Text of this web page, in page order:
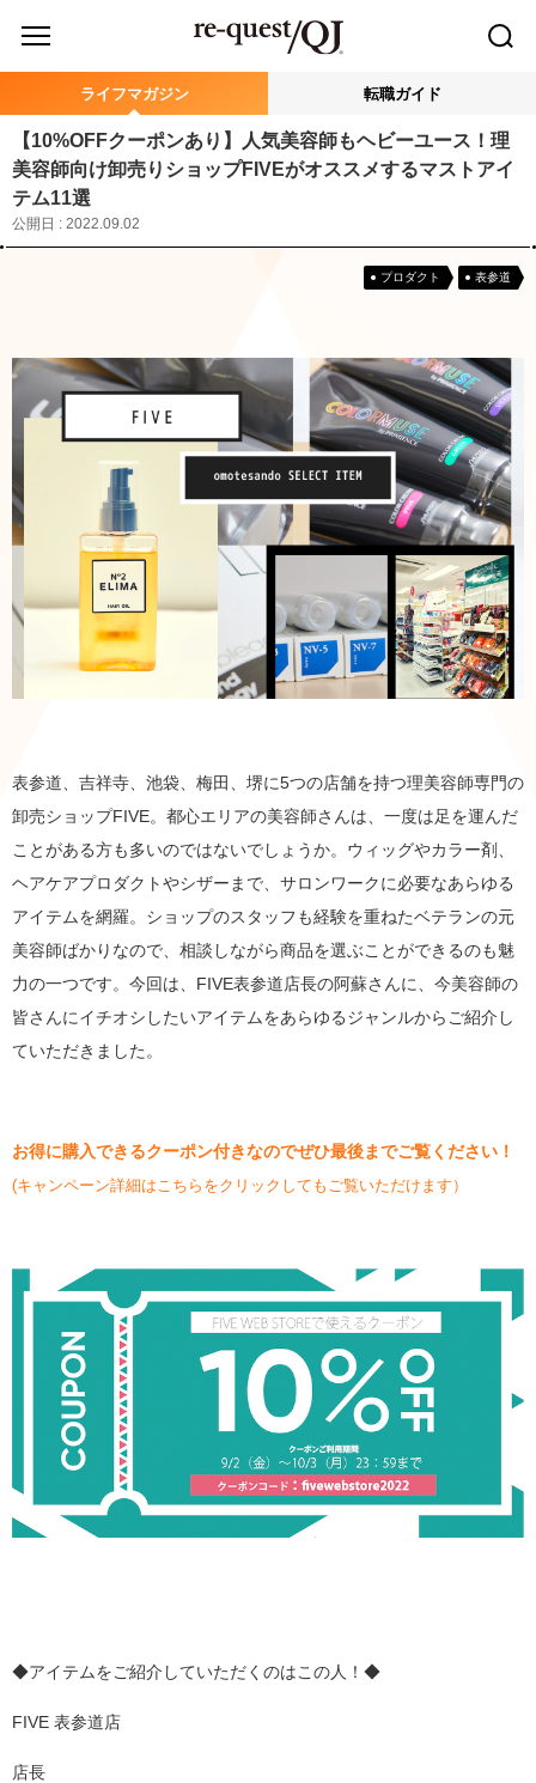
ライフマガジン 転職ガイド
【10%OFFクーポンあり】人気美容師もヘビーユース！理
美容師向け卸売りショップFIVEがオススメするマストアイ
テム11選
公開日 : 2022.09.02
プロダクト 表参道
表参道、吉祥寺、池袋、梅田、堺に5つの店舗を持つ理美容師専門の
卸売ショップFIVE。都心エリアの美容師さんは、一度は足を運んだ
ことがある方も多いのではないでしょうか。ウィッグやカラー剤、
ヘアケアプロダクトやシザーまで、サロンワークに必要なあらゆる
アイテムを網羅。ショップのスタッフも経験を重ねたベテランの元
美容師ばかりなので、相談しながら商品を選ぶことができるのも魅
力の一つです。今回は、FIVE表参道店長の阿蘇さんに、今美容師の
皆さんにイチオシしたいアイテムをあらゆるジャンルからご紹介し
ていただきました。
お得に購入できるクーポン付きなのでぜひ最後までご覧ください！
(キャンペーン詳細はこちらをクリックしてもご覧いただけます）
◆アイテムをご紹介していただくのはこの人！◆
FIVE 表参道店
店長